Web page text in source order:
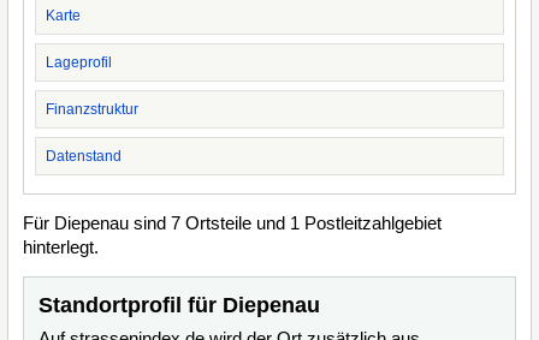
Karte
Lageprofil
Finanzstruktur
Datenstand
Für Diepenau sind 7 Ortsteile und 1 Postleitzahlgebiet
hinterlegt.
Standortprofil für Diepenau